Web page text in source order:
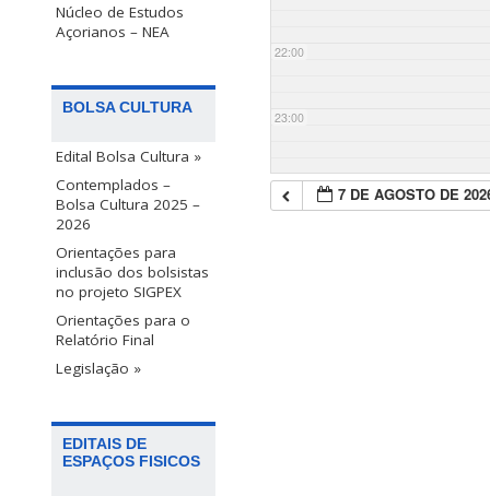
Núcleo de Estudos
Açorianos – NEA
BOLSA CULTURA
Edital Bolsa Cultura »
Contemplados –
Bolsa Cultura 2025 –
2026
Orientações para
inclusão dos bolsistas
no projeto SIGPEX
Orientações para o
Relatório Final
Legislação »
EDITAIS DE
ESPAÇOS FISICOS
22:00
23:00
7 DE AGOSTO DE